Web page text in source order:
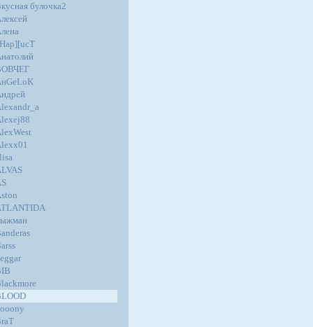
булочка2